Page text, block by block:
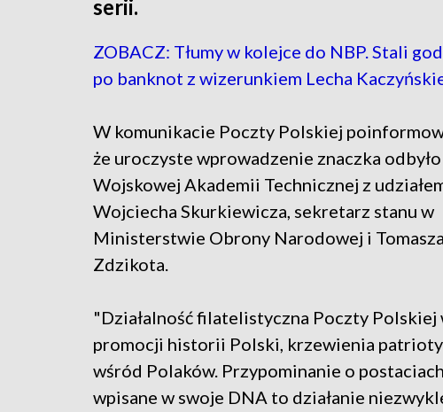
serii.
ZOBACZ: Tłumy w kolejce do NBP. Stali
po banknot z wizerunkiem Lecha
W komunikacie Poczty Polskiej
że uroczyste wprowadzenie znaczka odbyło
Wojskowej Akademii Technicznej z
Wojciecha Skurkiewicza, sekretarz stanu w
Ministerstwie Obrony Narodowej i Tomasza
Zdzikota.
"Działalność filatelistyczna Poczty Polskiej
promocji historii Polski, krzewienia
wśród Polaków. Przypominanie o
wpisane w swoje DNA to działanie